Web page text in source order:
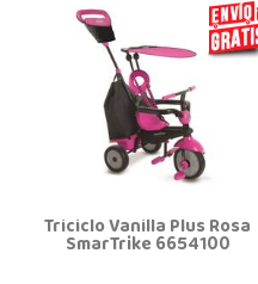
Triciclo Vanilla Plus Rosa
SmarTrike 6654100